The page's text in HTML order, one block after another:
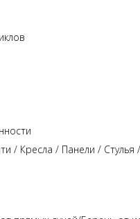
/ Кресла / Панели /